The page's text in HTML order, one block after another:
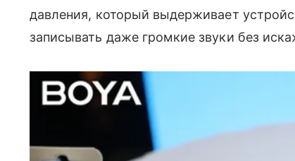
давления, который выдерживает
записывать даже громкие звуки без